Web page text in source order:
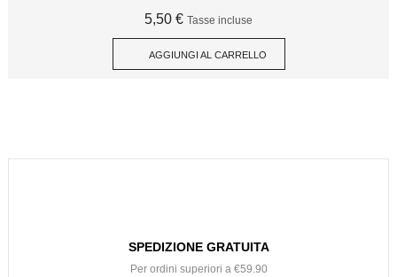
5,50 € Tasse incluse
AGGIUNGI AL CARRELLO
SPEDIZIONE GRATUITA
Per ordini superiori a €59.90